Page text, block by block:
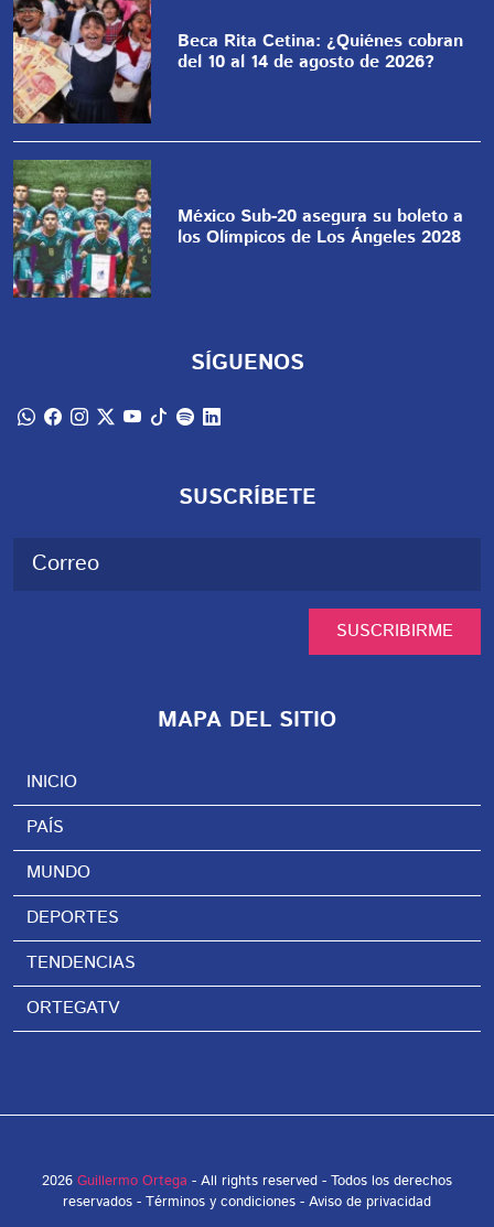
Beca Rita Cetina: ¿Quiénes cobran
del 10 al 14 de agosto de 2026?
México Sub-20 asegura su boleto a
los Olímpicos de Los Ángeles 2028
SÍGUENOS
SUSCRÍBETE
SUSCRIBIRME
MAPA DEL SITIO
INICIO
PAÍS
MUNDO
DEPORTES
TENDENCIAS
ORTEGATV
2026 Guillermo Ortega - All rights reserved - Todos los derechos
reservados - Términos y condiciones - Aviso de privacidad